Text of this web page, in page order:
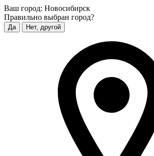
Ваш город: Новосибирск
Правильно выбран город?
Да Нет, другой